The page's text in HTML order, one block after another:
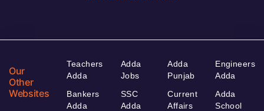
Our
Other
Websites
Teachers
Adda
Bankers
Adda
Adda
Jobs
SSC
Adda
Adda
Punjab
Current
Affairs
Engineers
Adda
Adda
School